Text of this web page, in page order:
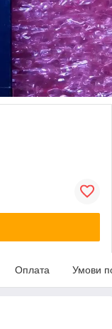
Оплата Умови